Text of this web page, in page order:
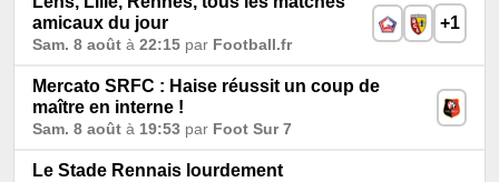
amicaux du jour
Sam. 8 août à 22:15 par Football.fr
+1
Mercato SRFC : Haise réussit un coup de
maître en interne !
Sam. 8 août à 19:53 par Foot Sur 7
Le Stade Rennais lourdement